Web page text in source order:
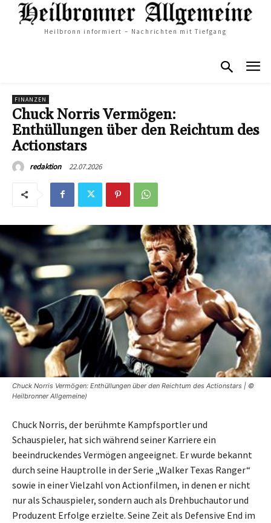
Heilbronn informiert – Nachrichten mit Tiefgang
FINANZEN
Chuck Norris Vermögen:
Enthüllungen über den Reichtum des
Actionstars
redaktion 22.07.2026
Chuck Norris Vermögen: Enthüllungen über den Reichtum des Actionstars | ©
Heilbronner Allgemeine)
Chuck Norris, der berühmte Kampfsportler und
Schauspieler, hat sich während seiner Karriere ein
beeindruckendes Vermögen angeeignet. Er wurde bekannt
durch seine Hauptrolle in der Serie „Walker Texas Ranger“
sowie in einer Vielzahl von Actionfilmen, in denen er nicht
nur als Schauspieler, sondern auch als Drehbuchautor und
Produzent Erfolge erzielte. Seine Zeit als Defensive End im